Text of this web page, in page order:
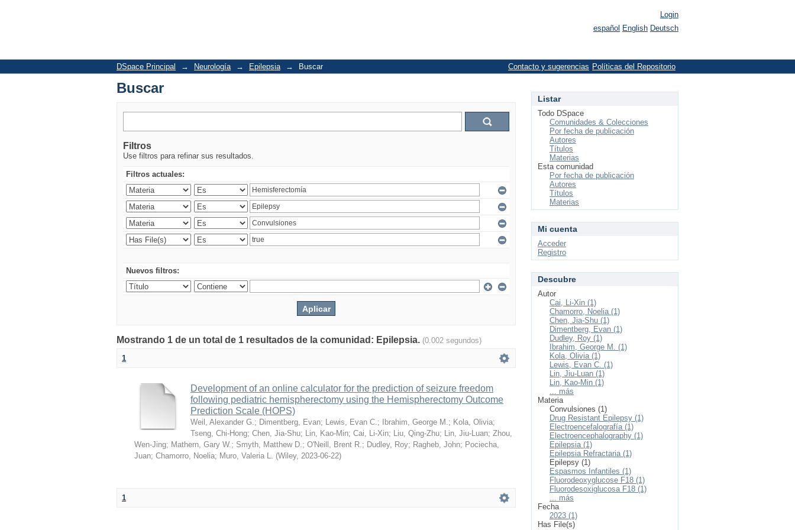
Login
español English Deutsch
DSpace Principal → Neurología → Epilepsia → Buscar Políticas del Repositorio
Contacto y sugerencias
Buscar
Filtros
Use filtros para refinar sus resultados.
Filtros actuales:
Nuevos filtros:
Mostrando 1 de un total de 1 resultados de la comunidad: Epilepsia. (0.002 segundos)
1
Development of an online calculator for the prediction of seizure freedom
following pediatric hemispherectomy using the Hemispherectomy Outcome
Prediction Scale (HOPS)
Weil, Alexander G.; Dimentberg, Evan; Lewis, Evan C.; Ibrahim, George M.; Kola, Olivia;
Tseng, Chi-Hong; Chen, Jia-Shu; Lin, Kao-Min; Cai, Li-Xin; Liu, Qing-Zhu; Lin, Jiu-Luan; Zhou,
Wen-Jing; Mathern, Gary W.; Smyth, Matthew D.; O'Neill, Brent R.; Dudley, Roy; Ragheb, John; Pociecha,
Juan; Chamorro, Noelia; Muro, Valeria L. (Wiley, 2023-06-22)
1
Listar
Todo DSpace
Comunidades & Colecciones
Por fecha de publicación
Autores
Títulos
Materias
Esta comunidad
Por fecha de publicación
Autores
Títulos
Materias
Mi cuenta
Acceder
Registro
Descubre
Autor
Cai, Li-Xin (1)
Chamorro, Noelia (1)
Chen, Jia-Shu (1)
Dimentberg, Evan (1)
Dudley, Roy (1)
Ibrahim, George M. (1)
Kola, Olivia (1)
Lewis, Evan C. (1)
Lin, Jiu-Luan (1)
Lin, Kao-Min (1)
... más
Materia
Convulsiones (1)
Drug Resistant Epilepsy (1)
Electroencefalografía (1)
Electroencephalography (1)
Epilepsia (1)
Epilepsia Refractaria (1)
Epilepsy (1)
Espasmos Infantiles (1)
Fluorodeoxyglucose F18 (1)
Fluorodesoxiglucosa F18 (1)
... más
Fecha
2023 (1)
Has File(s)